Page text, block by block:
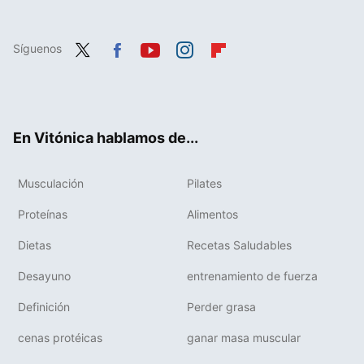
Síguenos
En Vitónica hablamos de...
Musculación Pilates
Proteínas Alimentos
Dietas Recetas Saludables
Desayuno entrenamiento de fuerza
Definición Perder grasa
cenas protéicas ganar masa muscular